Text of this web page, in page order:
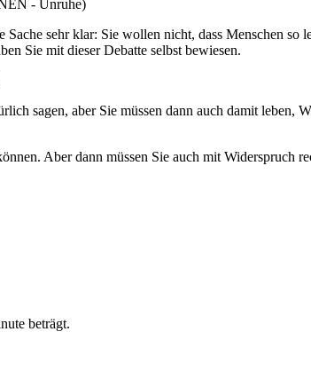
- Unruhe)
sehr klar: Sie wollen nicht, dass Menschen
Sie mit dieser Debatte selbst bewiesen.
sagen, aber Sie müssen dann auch damit
Aber dann müssen Sie auch mit Widerspruch
beträgt.